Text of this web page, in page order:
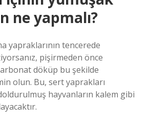
ne yapmalı?
yapraklarının tencerede
pişirmeden önce
döküp bu şekilde
olun. Bu, sert yaprakları
hayvanların kalem gibi